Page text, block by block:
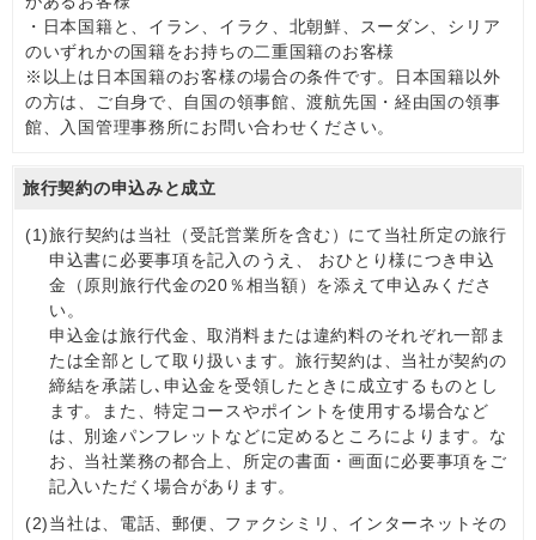
・日本国籍と、イラン、イラク、北朝鮮、スーダン、シリア
のいずれかの国籍をお持ちの二重国籍のお客様
※以上は日本国籍のお客様の場合の条件です。日本国籍以外
の方は、ご自身で、自国の領事館、渡航先国・経由国の領事
館、入国管理事務所にお問い合わせください。
旅行契約の申込みと成立
(1)旅行契約は当社（受託営業所を含む）にて当社所定の旅行
申込書に必要事項を記入のうえ、 おひとり様につき申込
金（原則旅行代金の20％相当額）を添えて申込みくださ
い。
申込金は旅行代金、取消料または違約料のそれぞれ一部ま
たは全部として取り扱います。旅行契約は、当社が契約の
締結を承諾し､申込金を受領したときに成立するものとし
ます。また、特定コースやポイントを使用する場合など
は、別途パンフレットなどに定めるところによります。な
お、当社業務の都合上、所定の書面・画面に必要事項をご
記入いただく場合があります。
(2)当社は、電話、郵便、ファクシミリ、インターネットその